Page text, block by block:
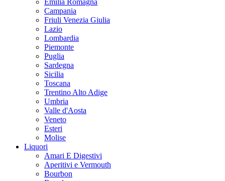
Emilia Romagna
Campania
Friuli Venezia Giulia
Lazio
Lombardia
Piemonte
Puglia
Sardegna
Sicilia
Toscana
Trentino Alto Adige
Umbria
Valle d'Aosta
Veneto
Esteri
Molise
Liquori
Amari E Digestivi
Aperitivi e Vermouth
Bourbon